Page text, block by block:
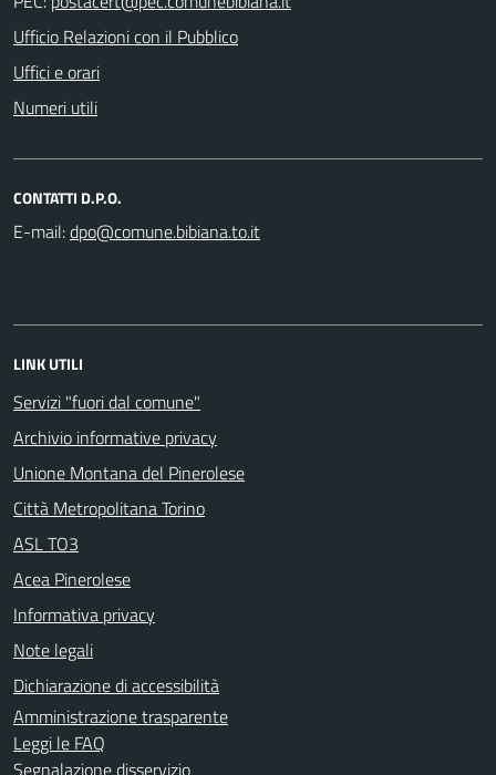
Ufficio Relazioni con il Pubblico
Uffici e orari
Numeri utili
CONTATTI D.P.O.
E-mail:
LINK UTILI
Servizi "fuori dal comune"
Archivio informative privacy
Unione Montana del Pinerolese
Città Metropolitana Torino
ASL TO3
Acea Pinerolese
Informativa privacy
Note legali
Dichiarazione di accessibilità
Amministrazione trasparente
Leggi le FAQ
Segnalazione disservizio